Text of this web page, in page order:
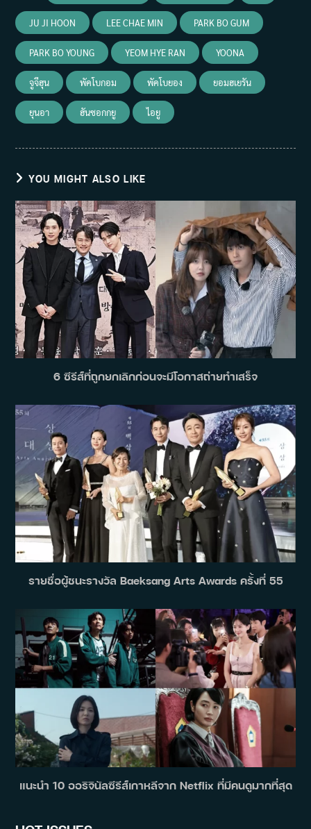
JU JI HOON LEE CHAE MIN PARK BO GUM
PARK BO YOUNG YEOM HYE RAN YOONA
จูจีฮุน พัคโบกอม พัคโบยอง ยอมฮเยรัน
ยุนอา ฮันซอกกยู ไอยู
YOU MIGHT ALSO LIKE
6 ซีรีส์ที่ถูกยกเลิกก่อนจะมีโอกาสถ่ายทำเสร็จ
รายชื่อผู้ชนะรางวัล Baeksang Arts Awards ครั้งที่ 55
แนะนำ 10 ออริจินัลซีรีส์เกาหลีจาก Netflix ที่มีคนดูมากที่สุด